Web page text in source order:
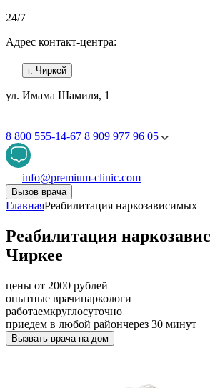
24/7
Адрес контакт-центра:
г. Чиркей
ул. Имама Шамиля, 1
8 800 555-14-67 8 909 977 96 05
info@premium-clinic.com
Вызов врача
ГлавнаяРеабилитация наркозависимых
Реабилитация
Чиркее
цены от 2000 рублей
опытные врачинаркологи
работаемкруглосуточно
приедем в любой райончерез 30 минут
Вызвать врача на дом